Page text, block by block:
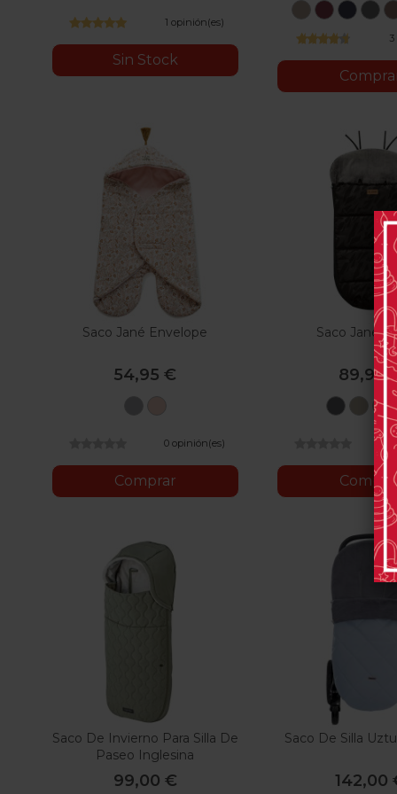
1 opinión(es)
Sin Stock
DuneRojoAzul
Saco Jané Envelope
54,95 €
0 opinión(es)
Comprar
Saco Jané
89,95
U06 U57
Oak
Milk
Comprar
Saco De Invierno Para Silla De
Paseo Inglesina
99,00 €
Saco De Silla
142,00